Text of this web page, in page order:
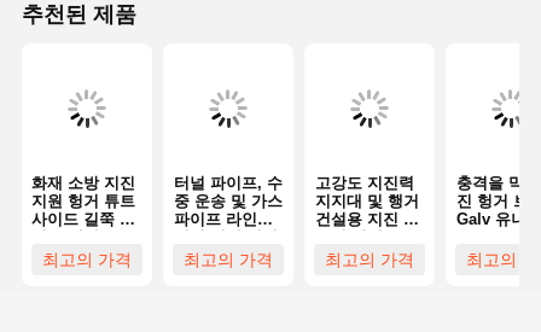
추천된 제품
화재 소방 지진
지원 헝거 튜트
사이드 길쭉 지
트 완제품 통합
지진 브레이스
최고의 가격
터널 파이프, 수
중 운송 및 가스
파이프 라인을
및 핸저 설계
최고의 가격
고강도 지진력
지지대 및 행거
건설용 지진 흔
최고의 가격
충격을 막
진 헝거 브
Galv 유니
자 정의
최고의